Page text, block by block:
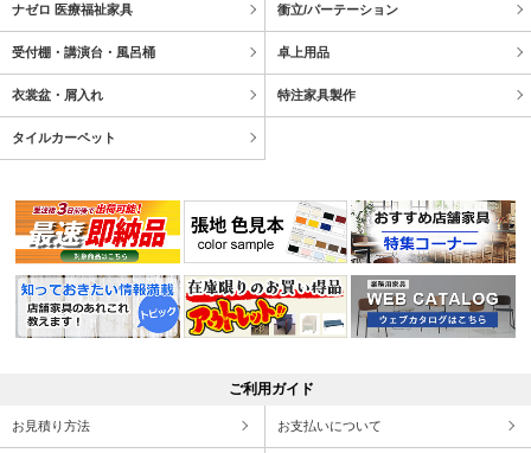
ナゼロ 医療福祉家具 衝立/パーテーション
受付棚・講演台・風呂桶 卓上用品
衣裳盆・屑入れ 特注家具製作
タイルカーペット
ご利用ガイド
お見積り方法 お支払いについて